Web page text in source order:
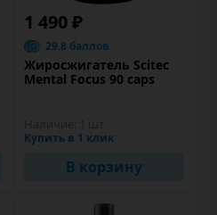
1 490 ₽
29.8 баллов
Жиросжигатель Scitec
Mental Focus 90 caps
Купить в 1 клик
В корзину